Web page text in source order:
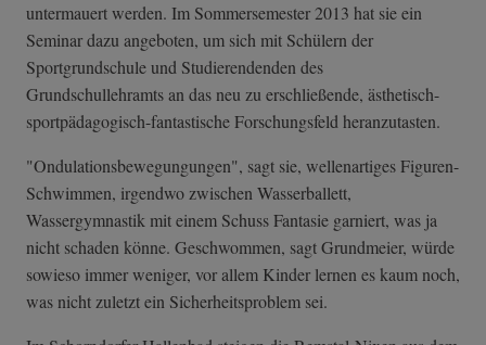
untermauert werden. Im Sommersemester 2013 hat sie ein
Seminar dazu angeboten, um sich mit Schülern der
Sportgrundschule und Studierendenden des
Grundschullehramts an das neu zu erschließende, ästhetisch-
spor­tpädagogisch-fa­ntastische Forschungsfeld heranzutasten.
"Ondulationsbewegungungen", sagt sie, wellenartiges Figuren-
Schwimmen, irgendwo zwischen Wasserballett,
Wassergymnastik mit einem Schuss Fantasie garniert, was ja
nicht schaden könne. Geschwommen, sagt Grundmeier, würde
sowieso immer weniger, vor allem Kinder lernen es kaum noch,
was nicht zuletzt ein Sicherheitsproblem sei.